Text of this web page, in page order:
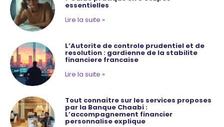
essentielles
Lire la suite »
L’Autorite de controle prudentiel et de
resolution : gardienne de la stabilite
financiere francaise
Lire la suite »
Tout connaitre sur les services proposes
par la Banque Chaabi :
L’accompagnement financier
personnalise explique